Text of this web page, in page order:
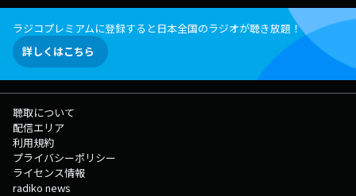
ラジコプレミアムに登録すると日本全国のラジオが聴き放題！
詳しくはこちら
聴取について
配信エリア
利用規約
プライバシーポリシー
ライセンス情報
radiko news